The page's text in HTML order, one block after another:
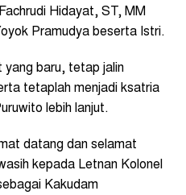
Hidayat, ST, MM
Pramudya beserta Istri.
yang baru, tetap jalin
tetaplah menjadi ksatria
lebih lanjut.
datang dan selamat
kepada Letnan Kolonel
Kakudam